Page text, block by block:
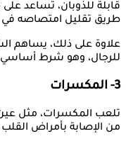
قابلة للذوبان، تساعد
طريق تقليل امتصاصه في
علاوة على ذلك، يساهم
للرجال، وهو شرط أساسي
3- المكسرات
تلعب المكسرات، مثل عين
من الإصابة بأمراض القلب